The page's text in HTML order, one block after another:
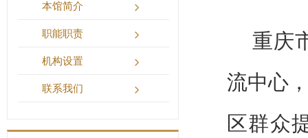
本馆简介
职能职责
机构设置
联系我们
重庆
流中心
区群众